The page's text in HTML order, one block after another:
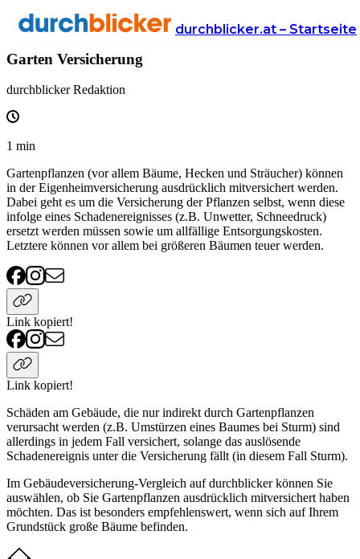
durchblicker.at – Startseite
Wissen Versicherung eigenheimversicherung
Garten Versicherung
durchblicker Redaktion
1 min
Gartenpflanzen (vor allem Bäume, Hecken und Sträucher) können
in der Eigenheimversicherung ausdrücklich mitversichert werden.
Dabei geht es um die Versicherung der Pflanzen selbst, wenn diese
infolge eines Schadenereignisses (z.B. Unwetter, Schneedruck)
ersetzt werden müssen sowie um allfällige Entsorgungskosten.
Letztere können vor allem bei größeren Bäumen teuer werden.
Link kopiert!
Link kopiert!
Schäden am Gebäude, die nur indirekt durch Gartenpflanzen
verursacht werden (z.B. Umstürzen eines Baumes bei Sturm) sind
allerdings in jedem Fall versichert, solange das auslösende
Schadenereignis unter die Versicherung fällt (in diesem Fall Sturm).
Im Gebäudeversicherung-Vergleich auf durchblicker können Sie
auswählen, ob Sie Gartenpflanzen ausdrücklich mitversichert haben
möchten. Das ist besonders empfehlenswert, wenn sich auf Ihrem
Grundstück große Bäume befinden.